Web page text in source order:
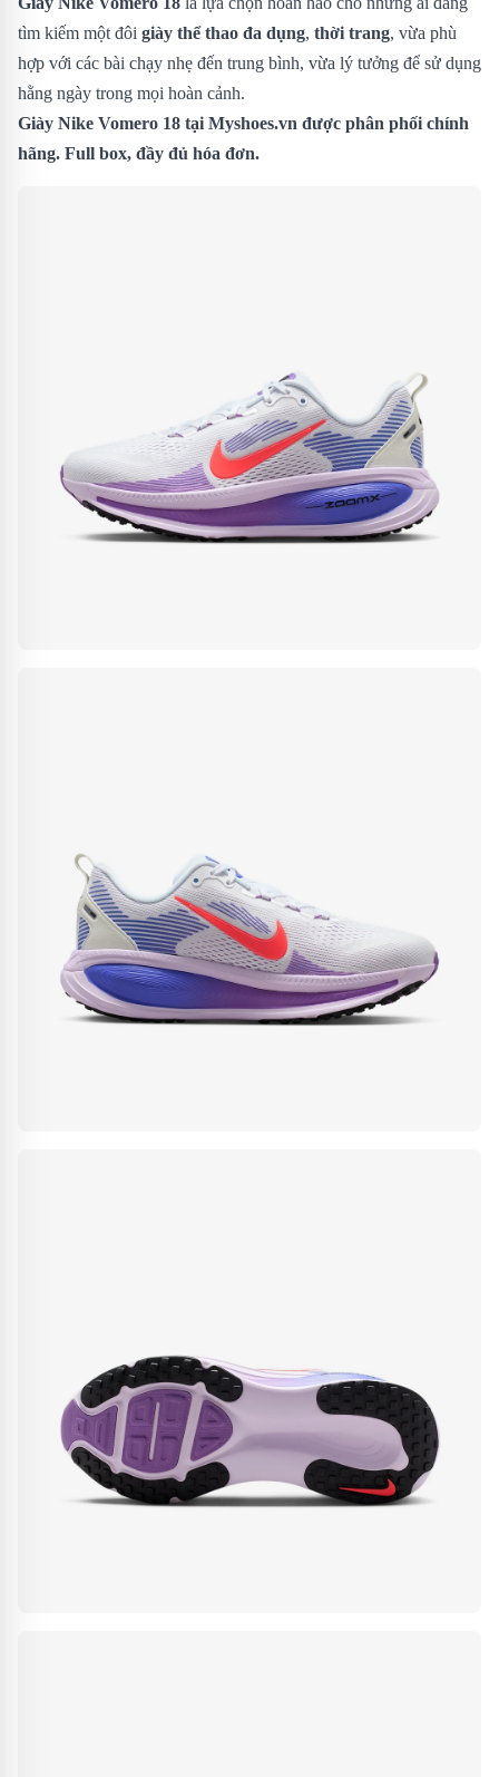
tìm kiếm một đôi giày thể thao đa dụng, thời trang, vừa phù
hợp với các bài chạy nhẹ đến trung bình, vừa lý tưởng để sử dụng
hằng ngày trong mọi hoàn cảnh.
Giày Nike Vomero 18 tại Myshoes.vn được phân phối chính
hãng. Full box, đầy đủ hóa đơn.